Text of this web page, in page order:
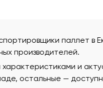
паллет в
производителей.
и
остальные —